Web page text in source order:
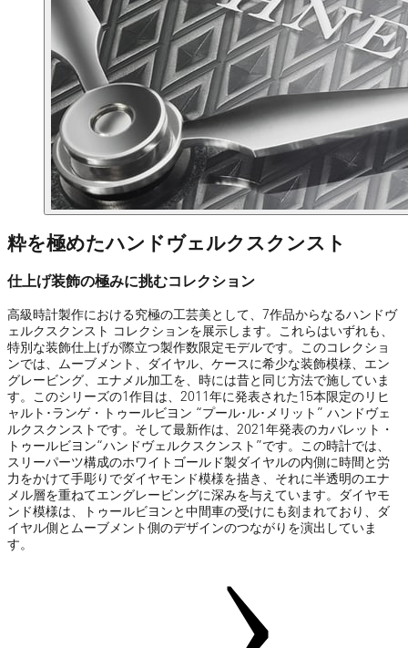
粋を極めたハンドヴェルクスクンスト
仕上げ装飾の極みに挑むコレクション
高級時計製作における究極の工芸美として、7作品からなるハンドヴ
ェルクスクンスト コレクションを展示します。これらはいずれも、
特別な装飾仕上げが際立つ製作数限定モデルです。このコレクショ
ンでは、ムーブメント、ダイヤル、ケースに希少な装飾模様、エン
グレービング、エナメル加工を、時には昔と同じ方法で施していま
す。このシリーズの1作目は、2011年に発表された15本限定のリヒ
ャルト･ランゲ・トゥールビヨン “プール･ル･メリット” ハンドヴェ
ルクスクンストです。そして最新作は、2021年発表のカバレット・
トゥールビヨン“ハンドヴェルクスクンスト”です。この時計では、
スリーパーツ構成のホワイトゴールド製ダイヤルの内側に時間と労
力をかけて手彫りでダイヤモンド模様を描き、それに半透明のエナ
メル層を重ねてエングレービングに深みを与えています。ダイヤモ
ンド模様は、トゥールビヨンと中間車の受けにも刻まれており、ダ
イヤル側とムーブメント側のデザインのつながりを演出していま
す。